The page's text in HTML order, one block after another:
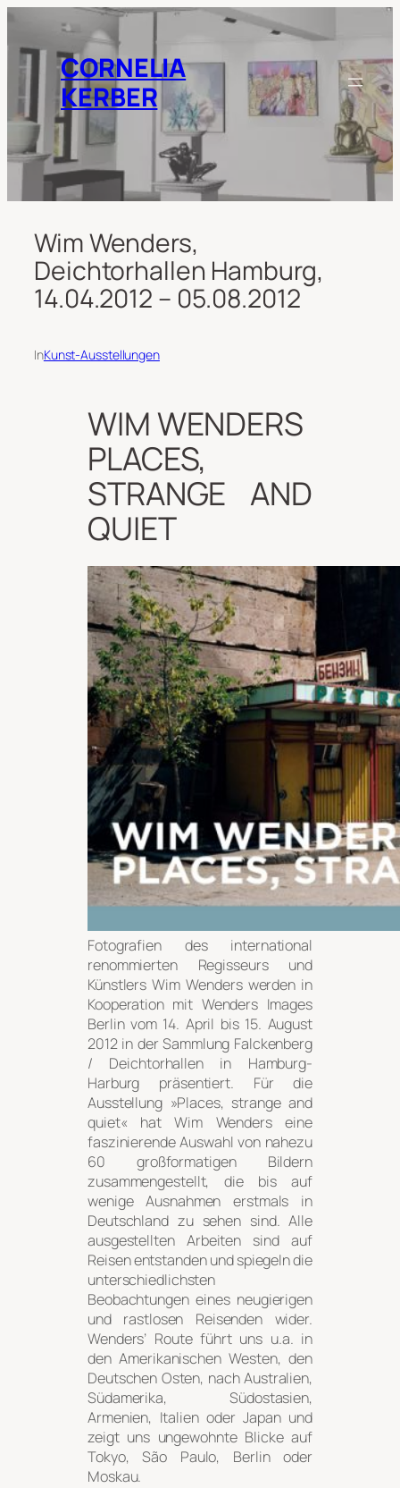
springenCORNELIA
KERBER
Wim Wenders,
Deichtorhallen Hamburg,
14.04.2012 – 05.08.2012
InKunst-Ausstellungen
WIM WENDERS
PLACES,
STRANGE AND
QUIET
Fotografien des international
renommierten Regisseurs und
Künstlers Wim Wenders werden in
Kooperation mit Wenders Images
Berlin vom 14. April bis 15. August
2012 in der Sammlung Falckenberg
/ Deichtorhallen in Hamburg-
Harburg präsentiert. Für die
Ausstellung »Places, strange and
quiet« hat Wim Wenders eine
faszinierende Auswahl von nahezu
60 großformatigen Bildern
zusammengestellt, die bis auf
wenige Ausnahmen erstmals in
Deutschland zu sehen sind. Alle
ausgestellten Arbeiten sind auf
Reisen entstanden und spiegeln die
unterschiedlichsten
Beobachtungen eines neugierigen
und rastlosen Reisenden wider.
Wenders’ Route führt uns u.a. in
den Amerikanischen Westen, den
Deutschen Osten, nach Australien,
Südamerika, Südostasien,
Armenien, Italien oder Japan und
zeigt uns ungewohnte Blicke auf
Tokyo, São Paulo, Berlin oder
Moskau.